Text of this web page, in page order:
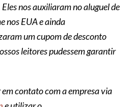
nos auxiliaram no aluguel de
nos EUA e ainda
um cupom de desconto
leitores pudessem garantir
em contato com a empresa via